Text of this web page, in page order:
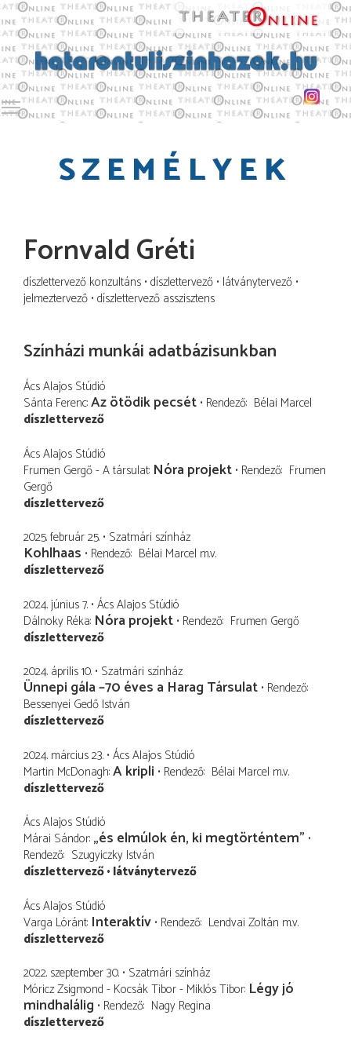
Toggle main menu visibility
SZEMÉLYEK
Fornvald Gréti
díszlettervező konzultáns díszlettervező látványtervező
jelmeztervező díszlettervező asszisztens
Színházi munkái adatbázisunkban
Ács Alajos Stúdió
Sánta Ferenc Az ötödik pecsét Rendező Bélai Marcel
díszlettervező
Ács Alajos Stúdió
Frumen Gergő - A társulat Nóra projekt Rendező Frumen
Gergő
díszlettervező
2025. február 25. Szatmári színház
Kohlhaas Rendező Bélai Marcel m.v.
díszlettervező
2024. június 7. Ács Alajos Stúdió
Dálnoky Réka Nóra projekt Rendező Frumen Gergő
díszlettervező
2024. április 10. Szatmári színház
Ünnepi gála –70 éves a Harag Társulat Rendező
Bessenyei Gedő István
díszlettervező
2024. március 23. Ács Alajos Stúdió
Martin McDonagh A kripli Rendező Bélai Marcel m.v.
díszlettervező
Ács Alajos Stúdió
Márai Sándor „és elmúlok én, ki megtörténtem”
Rendező Szugyiczky István
díszlettervező látványtervező
Ács Alajos Stúdió
Varga Lóránt Interaktív Rendező Lendvai Zoltán m.v.
díszlettervező
2022. szeptember 30. Szatmári színház
Móricz Zsigmond - Kocsák Tibor - Miklós Tibor Légy jó
mindhalálig Rendező Nagy Regina
díszlettervező